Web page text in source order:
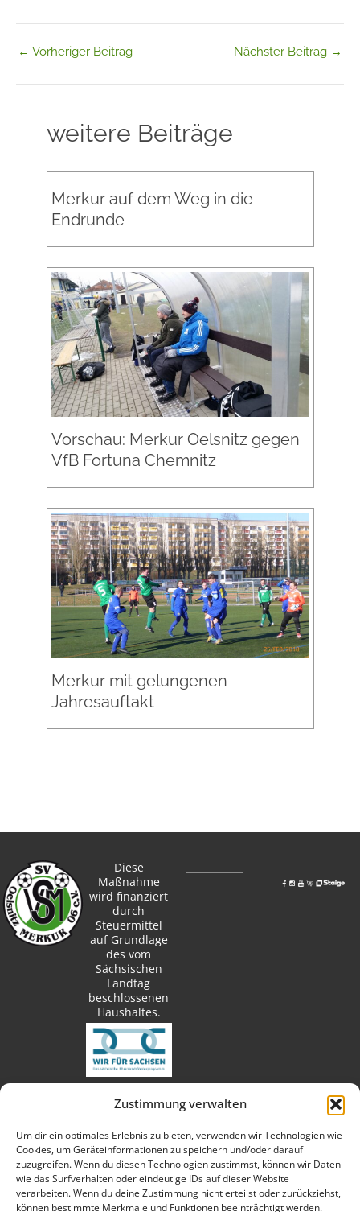
Zustimmung verwalten
Um dir ein optimales Erlebnis zu bieten, verwenden wir Technologien wie
Cookies, um Geräteinformationen zu speichern und/oder darauf
zuzugreifen. Wenn du diesen Technologien zustimmst, können wir Daten
wie das Surfverhalten oder eindeutige IDs auf dieser Website
verarbeiten. Wenn du deine Zustimmung nicht erteilst oder zurückziehst,
können bestimmte Merkmale und Funktionen beeinträchtigt werden.
← Vorheriger Beitrag Nächster Beitrag →
weitere Beiträge
Merkur auf dem Weg in die
Endrunde
Vorschau: Merkur Oelsnitz gegen
VfB Fortuna Chemnitz
Merkur mit gelungenen
Jahresauftakt
Diese
Maßnahme
wird finanziert
durch
Steuermittel
auf Grundlage
des vom
Sächsischen
Landtag
beschlossenen
Haushaltes.
techn. Umsetzung:
Fotos: